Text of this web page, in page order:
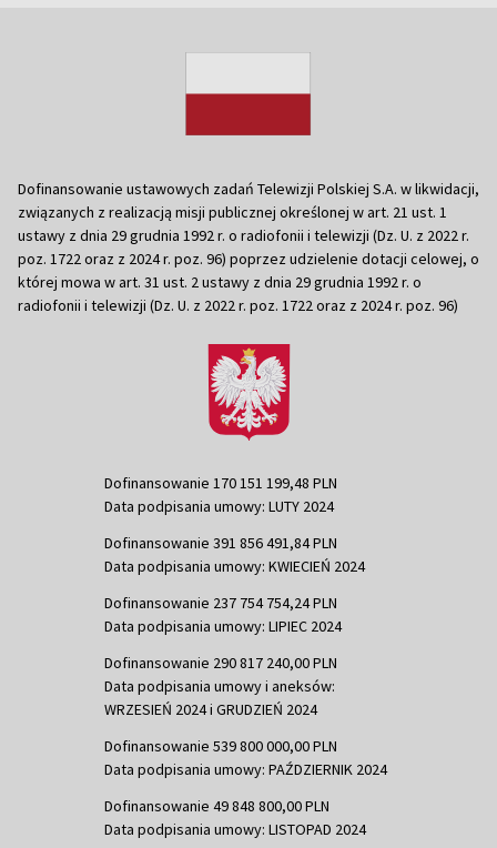
Dofinansowanie ustawowych zadań Telewizji Polskiej S.A. w likwidacji,
związanych z realizacją misji publicznej określonej w art. 21 ust. 1
ustawy z dnia 29 grudnia 1992 r. o radiofonii i telewizji (Dz. U. z 2022 r.
poz. 1722 oraz z 2024 r. poz. 96) poprzez udzielenie dotacji celowej, o
której mowa w art. 31 ust. 2 ustawy z dnia 29 grudnia 1992 r. o
radiofonii i telewizji (Dz. U. z 2022 r. poz. 1722 oraz z 2024 r. poz. 96)
Dofinansowanie 170 151 199,48 PLN
Data podpisania umowy: LUTY 2024
Dofinansowanie 391 856 491,84 PLN
Data podpisania umowy: KWIECIEŃ 2024
Dofinansowanie 237 754 754,24 PLN
Data podpisania umowy: LIPIEC 2024
Dofinansowanie 290 817 240,00 PLN
Data podpisania umowy i aneksów:
WRZESIEŃ 2024 i GRUDZIEŃ 2024
Dofinansowanie 539 800 000,00 PLN
Data podpisania umowy: PAŹDZIERNIK 2024
Dofinansowanie 49 848 800,00 PLN
Data podpisania umowy: LISTOPAD 2024